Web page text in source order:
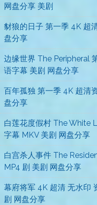
网盘分享 美剧
豺狼的日子 第一季 4K 超
盘分享
边缘世界 The Peripheral
语字幕 美剧 网盘分享
百年孤独 第一季 4K 超清
盘分享
白莲花度假村 The White
字幕 MKV 美剧 网盘分享
白宫杀人事件 The
MP4 剧 美剧 网盘分享
幕府将军 4K 超清 无水印
剧 网盘分享